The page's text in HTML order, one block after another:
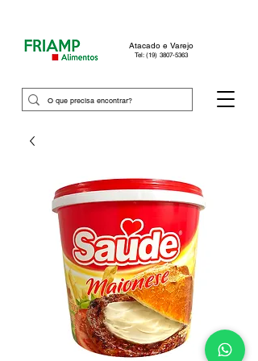
Atacado e Varejo
Tel: (19) 3807-5363